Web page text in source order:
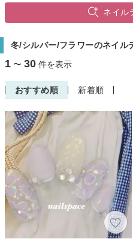
ネイル
冬/シルバー/フラワーのネイル
1 〜 30 件を表示
おすすめ順 新着順